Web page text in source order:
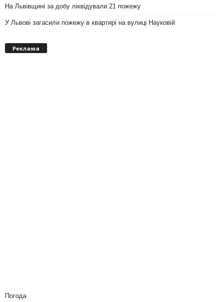
На Львівщині за добу ліквідували 21 пожежу
У Львові загасили пожежу в квартирі на вулиці Науковій
Реклама
Погода